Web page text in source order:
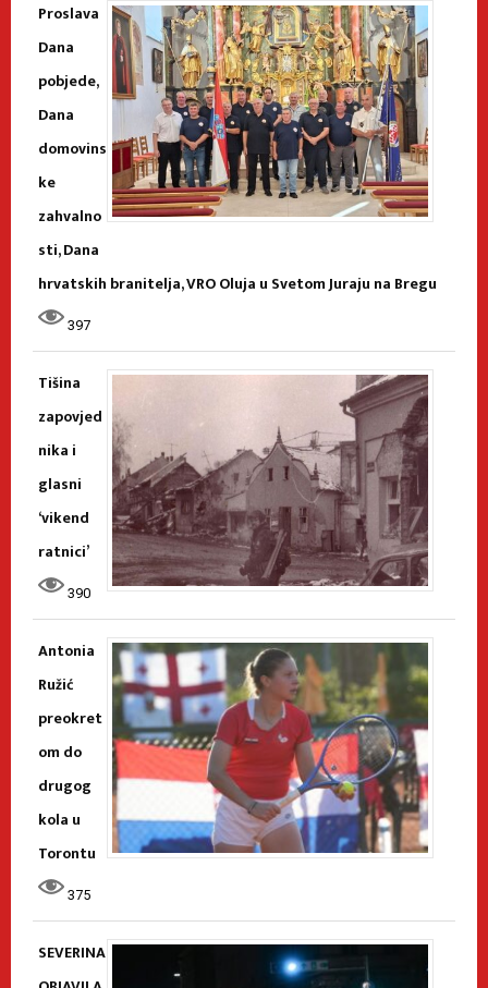
Proslava
Dana
pobjede,
Dana
domovins
ke
zahvalno
sti, Dana
hrvatskih branitelja, VRO Oluja u Svetom Juraju na Bregu
397
Tišina
zapovjed
nika i
glasni
‘vikend
ratnici’
390
Antonia
Ružić
preokret
om do
drugog
kola u
Torontu
375
SEVERINA